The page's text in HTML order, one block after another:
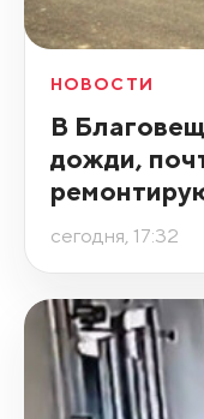
НОВОСТИ
В
дожди,
сегодня, 17:32